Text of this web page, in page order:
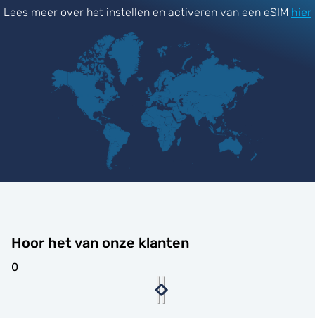
Lees meer over het instellen en activeren van een eSIM hier
Hoor het van onze klanten
0